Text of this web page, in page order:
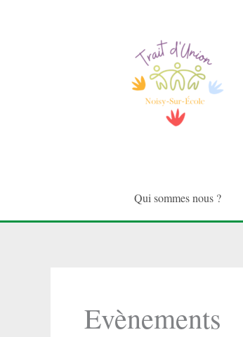
Qui sommes nous ?
Evènements